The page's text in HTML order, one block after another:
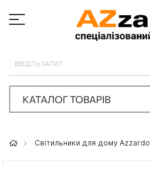
КАТАЛОГ ТОВАРІВ
Світильники для дому Azzardo